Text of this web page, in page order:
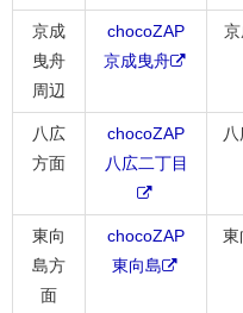
京成
曳舟
周辺
chocoZAP
京成曳舟
八広
方面
chocoZAP
八広二丁目
東向
島方
面
chocoZAP
東向島
東